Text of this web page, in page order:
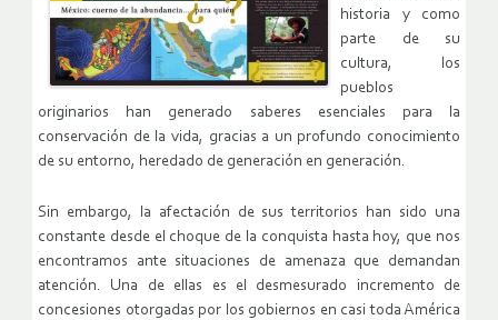
historia y como
parte de su
cultura, los
pueblos
originarios han generado saberes esenciales para la
conservación de la vida, gracias a un profundo conocimiento
de su entorno, heredado de generación en generación.
Sin embargo, la afectación de sus territorios han sido una
constante desde el choque de la conquista hasta hoy, que nos
encontramos ante situaciones de amenaza que demandan
atención. Una de ellas es el desmesurado incremento de
concesiones otorgadas por los gobiernos en casi toda América